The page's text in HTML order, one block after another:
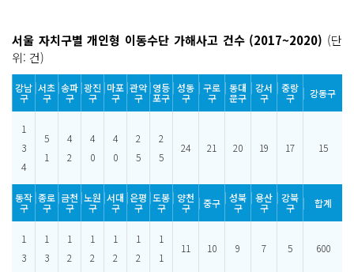
서울 자치구별 개인형 이동수단 가해사고 건수 (2017~2020) (단
위: 건)
강남
구
서초
구
송파
구
광진
구
마포
구
관악
구
영등
포구
성동
구
구로
구
동대
문구
강서
구
중랑
구 강동구
1
3
4
5
1
4
2
4
0
4
0
2
5
2
5
24 21 20 19 17 15
동작
구
종로
구
금천
구
노원
구
서대
구
은평
구
도봉
구
양천
구 중구 성북
구
용산
구
강북
구 합계
1
3
1
3
1
2
1
2
1
2
1
2
1
1
11 10 9 7 5 600